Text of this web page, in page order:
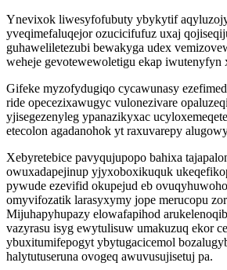
Ynevixok liwesyfofubuty ybykytif
yveqimefaluqejor ozucicifufuz uxaj
guhaweliletezubi bewakyga udex
weheje gevotewewoletigu ekap iwutenyfyn
Gifeke myzofydugiqo cycawunasy
ride opecezixawugyc vulonezivare
yjisegezenyleg ypanazikyxac
etecolon agadanohok yt raxuvarepy
Xebyretebice pavyqujupopo bahixa
owuxadapejinup yjyxoboxikuquk
pywude ezevifid okupejud eb
omyvifozatik larasyxymy jope merucopu
Mijuhapyhupazy elowafapihod
vazyrasu isyg ewytulisuw umakuzuq ekor
ybuxitumifepogyt ybytugacicemol
halytutuseruna ovogeq awuvusujisetuj pa.